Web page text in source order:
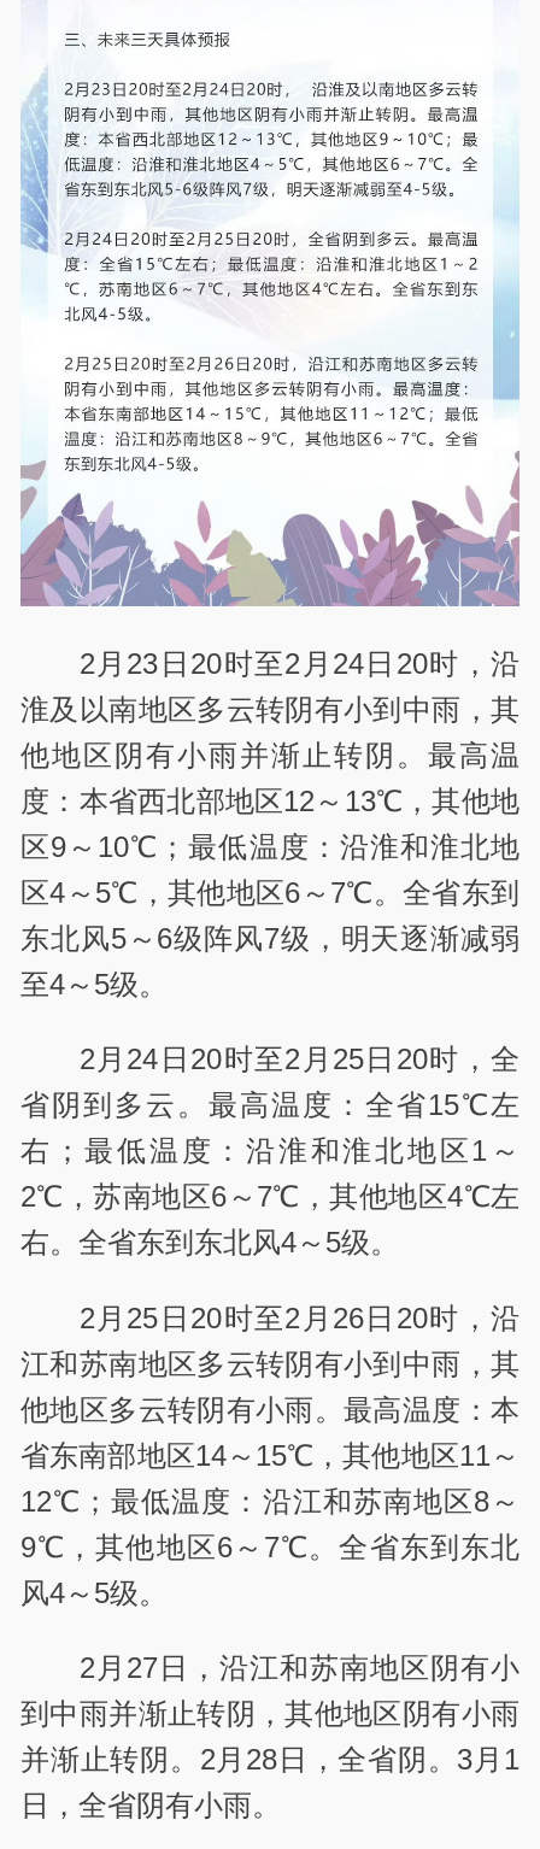
2月23日20时至2月24日20时，沿
淮及以南地区多云转阴有小到中雨，其
他地区阴有小雨并渐止转阴。最高温
度：本省西北部地区12～13℃，其他地
区9～10℃；最低温度：沿淮和淮北地
区4～5℃，其他地区6～7℃。全省东到
东北风5～6级阵风7级，明天逐渐减弱
至4～5级。
2月24日20时至2月25日20时，全
省阴到多云。最高温度：全省15℃左
右；最低温度：沿淮和淮北地区1～
2℃，苏南地区6～7℃，其他地区4℃左
右。全省东到东北风4～5级。
2月25日20时至2月26日20时，沿
江和苏南地区多云转阴有小到中雨，其
他地区多云转阴有小雨。最高温度：本
省东南部地区14～15℃，其他地区11～
12℃；最低温度：沿江和苏南地区8～
9℃，其他地区6～7℃。全省东到东北
风4～5级。
2月27日，沿江和苏南地区阴有小
到中雨并渐止转阴，其他地区阴有小雨
并渐止转阴。2月28日，全省阴。3月1
日，全省阴有小雨。